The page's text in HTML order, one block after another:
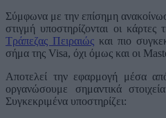
Σύμφωνα με την επίσημη
στιγμή υποστηρίζονται οι κάρτες
Τράπεζας Πειραιώς και πιο
σήμα της Visa, όχι όμως και οι
Αποτελεί την εφαρμογή μέσα
οργανώσουμε σημαντικά
Συγκεκριμένα υποστηρίζει: